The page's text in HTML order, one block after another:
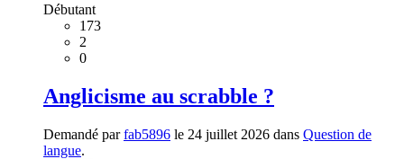
Débutant
173
2
0
Anglicisme au scrabble ?
Demandé parfab5896 le 24 juillet 2026 dans Question de
langue.